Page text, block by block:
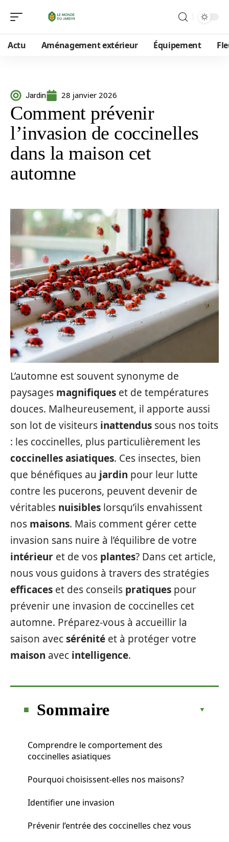
Actu Aménagement extérieur Équipement
Jardin 28 janvier 2026
Comment prévenir
l’invasion de coccinelles
dans la maison cet
automne
L’automne est souvent synonyme de
paysages magnifiques et de températures
douces. Malheureusement, il apporte aussi
son lot de visiteurs inattendus sous nos toits
: les coccinelles, plus particulièrement les
coccinelles asiatiques. Ces insectes, bien
que bénéfiques au jardin pour leur lutte
contre les pucerons, peuvent devenir de
véritables nuisibles lorsqu’ils envahissent
nos maisons. Mais comment gérer cette
invasion sans nuire à l’équilibre de votre
intérieur et de vos plantes? Dans cet article,
nous vous guidons à travers des stratégies
efficaces et des conseils pratiques pour
prévenir une invasion de coccinelles cet
automne. Préparez-vous à accueillir la
saison avecsérénité et à protéger votre
maison avec intelligence.
Sommaire
Comprendre le comportement des
coccinelles asiatiques
Pourquoi choisissent-elles nos maisons?
Identifier une invasion
Prévenir l’entrée des coccinelles chez vous